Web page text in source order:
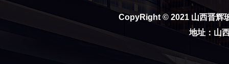
CopyRight © 2021 山西晋辉
地址：山